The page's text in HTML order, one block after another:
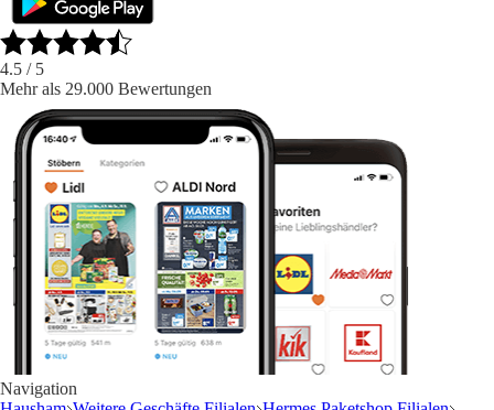
4.5 / 5
Mehr als 29.000 Bewertungen
Navigation